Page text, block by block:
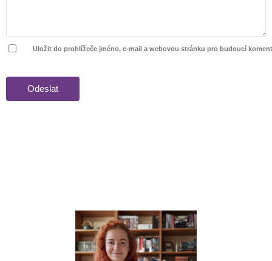
Uložit do prohlížeče jméno, e-mail a webovou stránku pro budoucí